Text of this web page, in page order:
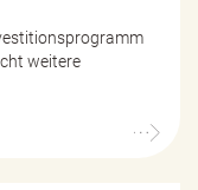
weitere